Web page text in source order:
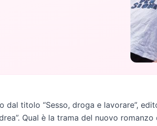
titolo “Sesso, droga e lavorare”,
Qual è la trama del nuovo